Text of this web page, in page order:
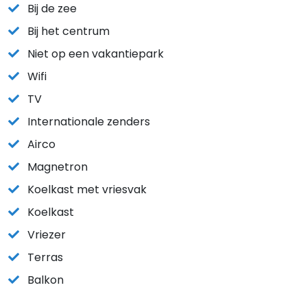
Bij de zee
Bij het centrum
Niet op een vakantiepark
Wifi
TV
Internationale zenders
Airco
Magnetron
Koelkast met vriesvak
Koelkast
Vriezer
Terras
Balkon